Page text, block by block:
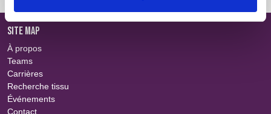
SITE MAP
À propos
Teams
Carrières
Recherche tissu
Événements
Contact